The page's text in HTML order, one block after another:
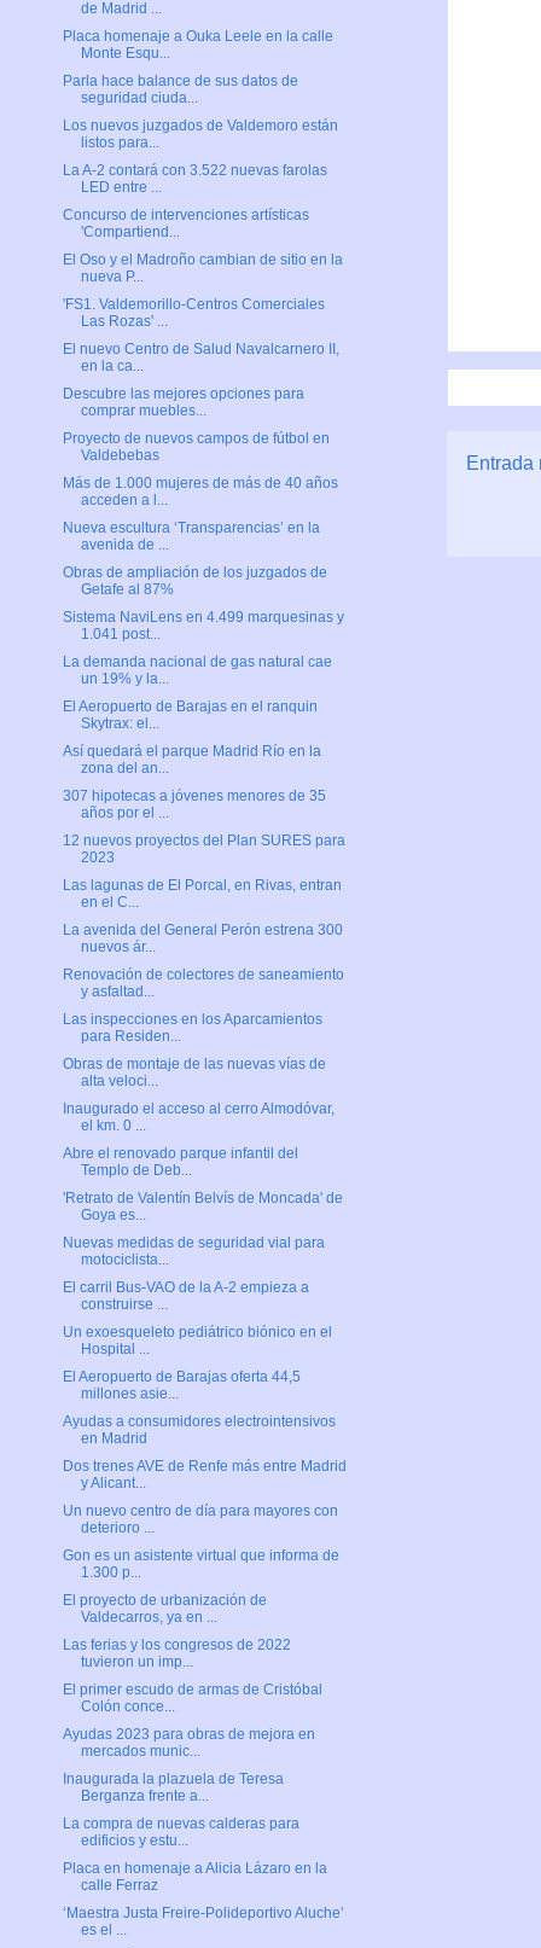
Entrada
de Madrid ...
Placa homenaje a Ouka Leele en la calle
Monte Esqu...
Parla hace balance de sus datos de
seguridad ciuda...
Los nuevos juzgados de Valdemoro están
listos para...
La A-2 contará con 3.522 nuevas farolas
LED entre ...
Concurso de intervenciones artísticas
'Compartiend...
El Oso y el Madroño cambian de sitio en la
nueva P...
'FS1. Valdemorillo-Centros Comerciales
Las Rozas' ...
El nuevo Centro de Salud Navalcarnero II,
en la ca...
Descubre las mejores opciones para
comprar muebles...
Proyecto de nuevos campos de fútbol en
Valdebebas
Más de 1.000 mujeres de más de 40 años
acceden a l...
Nueva escultura ‘Transparencias’ en la
avenida de ...
Obras de ampliación de los juzgados de
Getafe al 87%
Sistema NaviLens en 4.499 marquesinas y
1.041 post...
La demanda nacional de gas natural cae
un 19% y la...
El Aeropuerto de Barajas en el ranquin
Skytrax: el...
Así quedará el parque Madrid Río en la
zona del an...
307 hipotecas a jóvenes menores de 35
años por el ...
12 nuevos proyectos del Plan SURES para
2023
Las lagunas de El Porcal, en Rivas, entran
en el C...
La avenida del General Perón estrena 300
nuevos ár...
Renovación de colectores de saneamiento
y asfaltad...
Las inspecciones en los Aparcamientos
para Residen...
Obras de montaje de las nuevas vías de
alta veloci...
Inaugurado el acceso al cerro Almodóvar,
el km. 0 ...
Abre el renovado parque infantil del
Templo de Deb...
'Retrato de Valentín Belvís de Moncada' de
Goya es...
Nuevas medidas de seguridad vial para
motociclista...
El carril Bus-VAO de la A-2 empieza a
construirse ...
Un exoesqueleto pediátrico biónico en el
Hospital ...
El Aeropuerto de Barajas oferta 44,5
millones asie...
Ayudas a consumidores electrointensivos
en Madrid
Dos trenes AVE de Renfe más entre Madrid
y Alicant...
Un nuevo centro de día para mayores con
deterioro ...
Gon es un asistente virtual que informa de
1.300 p...
El proyecto de urbanización de
Valdecarros, ya en ...
Las ferias y los congresos de 2022
tuvieron un imp...
El primer escudo de armas de Cristóbal
Colón conce...
Ayudas 2023 para obras de mejora en
mercados munic...
Inaugurada la plazuela de Teresa
Berganza frente a...
La compra de nuevas calderas para
edificios y estu...
Placa en homenaje a Alicia Lázaro en la
calle Ferraz
‘Maestra Justa Freire-Polideportivo Aluche’
es el ...